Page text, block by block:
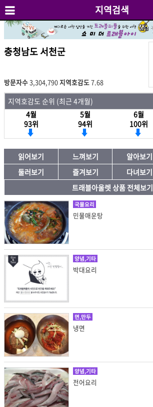
지역검색
충청남도 서천군
방문자수 3,304,790지역호감도 7.68
지역호감도 순위 (최근 4개월)
4월
93위
5월
94위
6월
100위
읽어보기 느껴보기 알아보기
둘러보기
즐겨보기 다녀보기
트래블아울렛 상품 전체보기
국물요리
민물매운탕
양념,기타
박대요리
면,만두
냉면
양념,기타
전어요리